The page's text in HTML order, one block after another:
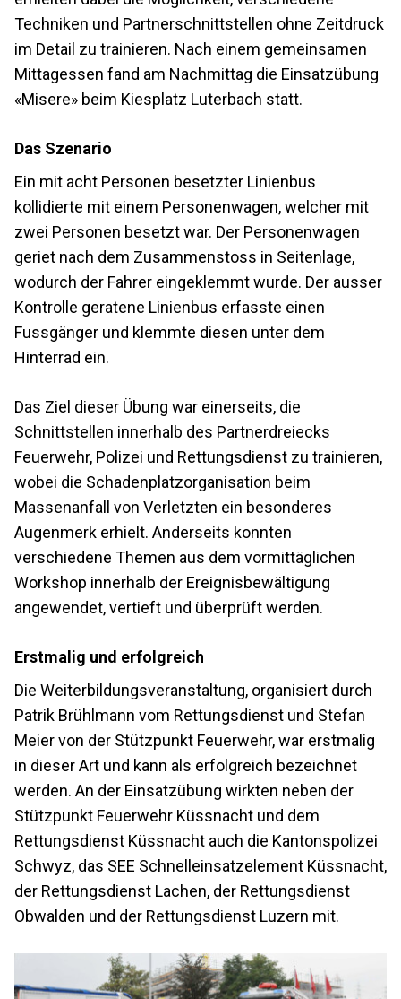
Techniken und Partnerschnittstellen ohne Zeitdruck
im Detail zu trainieren. Nach einem gemeinsamen
Mittagessen fand am Nachmittag die Einsatzübung
«Misere» beim Kiesplatz Luterbach statt.
Das Szenario
Ein mit acht Personen besetzter Linienbus
kollidierte mit einem Personenwagen, welcher mit
zwei Personen besetzt war. Der Personenwagen
geriet nach dem Zusammenstoss in Seitenlage,
wodurch der Fahrer eingeklemmt wurde. Der ausser
Kontrolle geratene Linienbus erfasste einen
Fussgänger und klemmte diesen unter dem
Hinterrad ein.
Das Ziel dieser Übung war einerseits, die
Schnittstellen innerhalb des Partnerdreiecks
Feuerwehr, Polizei und Rettungsdienst zu trainieren,
wobei die Schadenplatzorganisation beim
Massenanfall von Verletzten ein besonderes
Augenmerk erhielt. Anderseits konnten
verschiedene Themen aus dem vormittäglichen
Workshop innerhalb der Ereignisbewältigung
angewendet, vertieft und überprüft werden.
Erstmalig und erfolgreich
Die Weiterbildungsveranstaltung, organisiert durch
Patrik Brühlmann vom Rettungsdienst und Stefan
Meier von der Stützpunkt Feuerwehr, war erstmalig
in dieser Art und kann als erfolgreich bezeichnet
werden. An der Einsatzübung wirkten neben der
Stützpunkt Feuerwehr Küssnacht und dem
Rettungsdienst Küssnacht auch die Kantonspolizei
Schwyz, das SEE Schnelleinsatzelement Küssnacht,
der Rettungsdienst Lachen, der Rettungsdienst
Obwalden und der Rettungsdienst Luzern mit.